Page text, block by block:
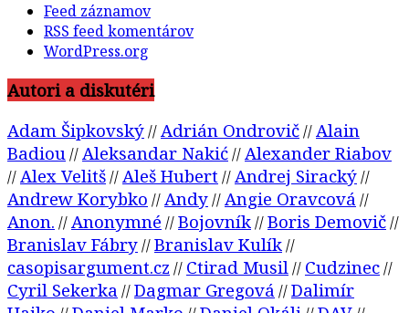
Feed záznamov
RSS feed komentárov
WordPress.org
Autori a diskutéri
Adam Šipkovský// Adrián Ondrovič// Alain
Badiou // Aleksandar Nakić// Alexander Riabov
// Alex Velitš// Aleš Hubert // Andrej Siracký//
Andrew Korybko // Andy// Angie Oravcová //
Anon. // Anonymné //Bojovník//Boris Demovič//
Branislav Fábry//Branislav Kulík//
casopisargument.cz // Ctirad Musil // Cudzinec//
Cyril Sekerka //Dagmar Gregová //Dalimír